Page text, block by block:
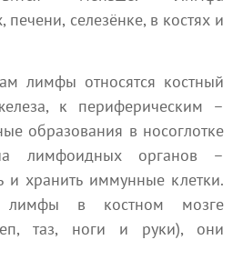
печени, селезёнке, в костях и
лимфы относятся костный
к периферическим –
образования в носоглотке
лимфоидных органов –
и хранить иммунные клетки.
лимфы в костном мозге
таз, ноги и руки), они